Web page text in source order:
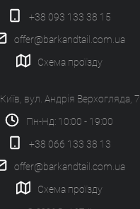
+38 093 133 38 15
offer@barkandtail.com.ua
Схема проїзду
Київ, вул. Андрія Верхогляда, 7
Пн-Нд: 10:00 - 19:00
+38 066 133 38 13
offer@barkandtail.com.ua
Схема проїзду